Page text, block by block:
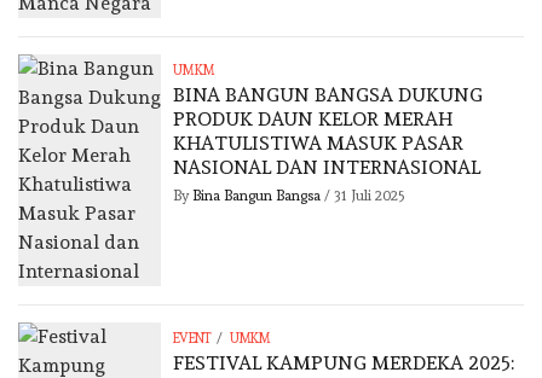
UMKM
BINA BANGUN BANGSA DUKUNG
PRODUK DAUN KELOR MERAH
KHATULISTIWA MASUK PASAR
NASIONAL DAN INTERNASIONAL
By Bina Bangun Bangsa / 31 Juli 2025
EVENT / UMKM
FESTIVAL KAMPUNG MERDEKA 2025: